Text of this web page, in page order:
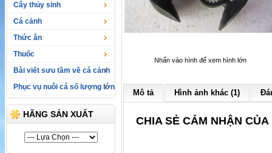
Cây thủy sinh
Cá cảnh
Thức ăn
Thuốc
Bài viết sưu tầm về cá cảnh
Phục vụ nuôi cá số lượng lớn
HÃNG SẢN XUẤT
Nhấn vào hình để xem hình lớn
Mô tả Hình ảnh khác (1)
CHIA SẺ CẢM NHẬN